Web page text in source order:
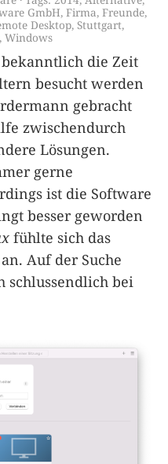
GmbH, Firma, Freunde,
Desktop, Stuttgart,
, Windows
die Zeit
besucht werden
gebracht
zwischendurch
Lösungen.
gerne
ist die Software
besser geworden
fühlte sich das
Auf der Suche
schlussendlich bei